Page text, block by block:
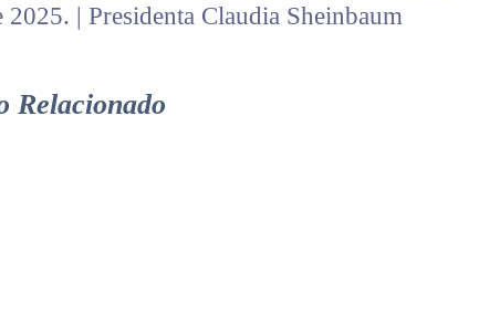
2025. | Presidenta Claudia Sheinbaum
Relacionado